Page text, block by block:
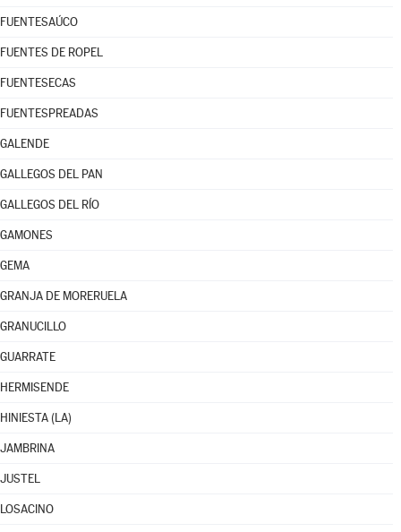
FUENTESAÚCO
FUENTES DE ROPEL
FUENTESECAS
FUENTESPREADAS
GALENDE
GALLEGOS DEL PAN
GALLEGOS DEL RÍO
GAMONES
GEMA
GRANJA DE MORERUELA
GRANUCILLO
GUARRATE
HERMISENDE
HINIESTA (LA)
JAMBRINA
JUSTEL
LOSACINO